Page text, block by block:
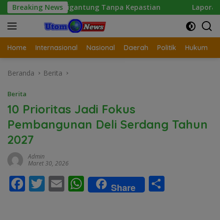
Langsung
ke
konten
Breaking News
Digantung Tanpa Kepastian Laporan Wartawan
Home Internasional Nasional Daerah Politik Hukum
Beranda Berita
Berita
10 Prioritas Jadi Fokus
Pembangunan Deli Serdang Tahun
2027
Admin
Maret 30, 2026
F T E W
h
Share